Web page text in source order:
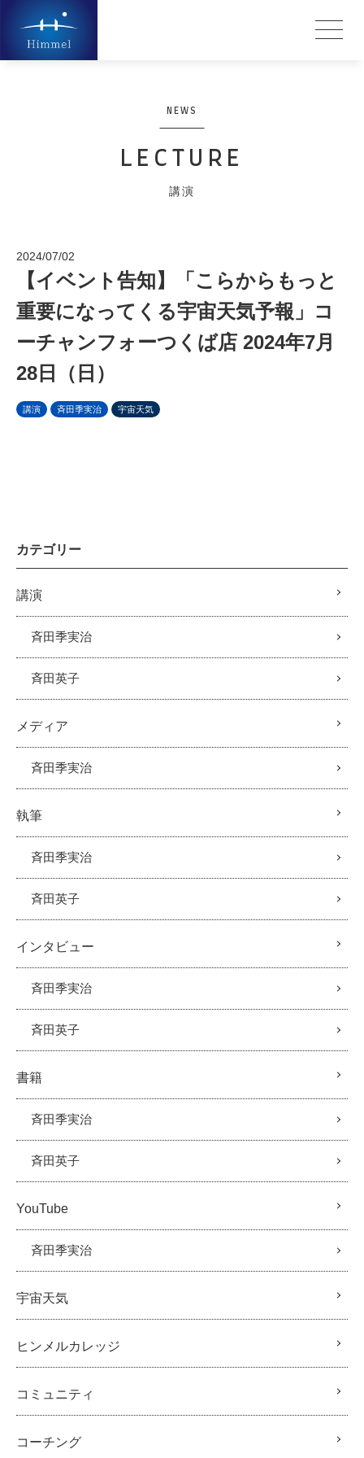
NEWS
LECTURE
講演
2024/07/02
【イベント告知】「こらからもっと
重要になってくる宇宙天気予報」コ
ーチャンフォーつくば店 2024年7月
28日（日）
講演 斉田季実治 宇宙天気
カテゴリー
講演
斉田季実治
斉田英子
メディア
斉田季実治
執筆
斉田季実治
斉田英子
インタビュー
斉田季実治
斉田英子
書籍
斉田季実治
斉田英子
YouTube
斉田季実治
宇宙天気
ヒンメルカレッジ
コミュニティ
コーチング